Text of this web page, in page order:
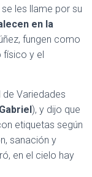
les llame por su
en la
fungen como
físico y el
Variedades
), y dijo que
etiquetas según
sanación y
en el cielo hay